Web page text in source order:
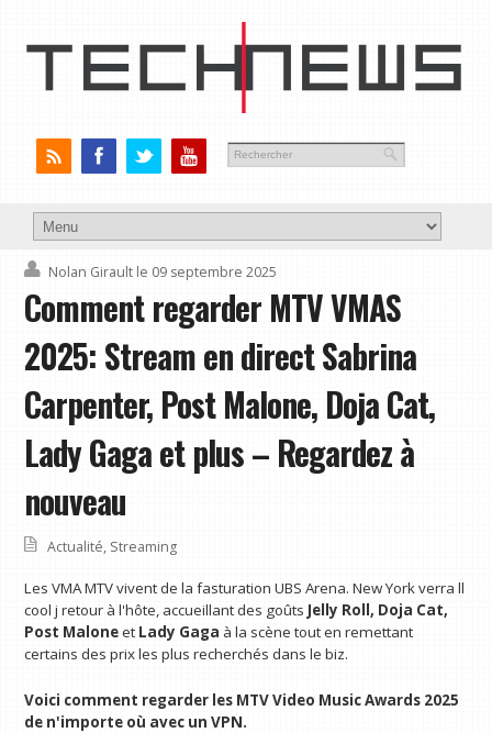
Nolan Girault le 09 septembre 2025
Comment regarder MTV VMAS
2025: Stream en direct Sabrina
Carpenter, Post Malone, Doja Cat,
Lady Gaga et plus – Regardez à
nouveau
Actualité, Streaming
Les VMA MTV vivent de la fasturation UBS Arena. New York verra ll
cool j retour à l'hôte, accueillant des goûts Jelly Roll, Doja Cat,
Post Maloneet Lady Gaga à la scène tout en remettant
certains des prix les plus recherchés dans le biz.
Voici comment regarder les MTV Video Music Awards 2025
de n'importe où avec un VPN.